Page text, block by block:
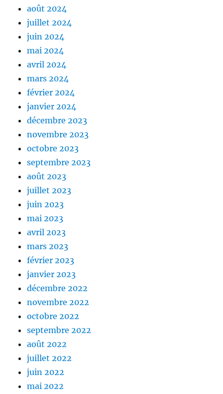
août 2024
juillet 2024
juin 2024
mai 2024
avril 2024
mars 2024
février 2024
janvier 2024
décembre 2023
novembre 2023
octobre 2023
septembre 2023
août 2023
juillet 2023
juin 2023
mai 2023
avril 2023
mars 2023
février 2023
janvier 2023
décembre 2022
novembre 2022
octobre 2022
septembre 2022
août 2022
juillet 2022
juin 2022
mai 2022